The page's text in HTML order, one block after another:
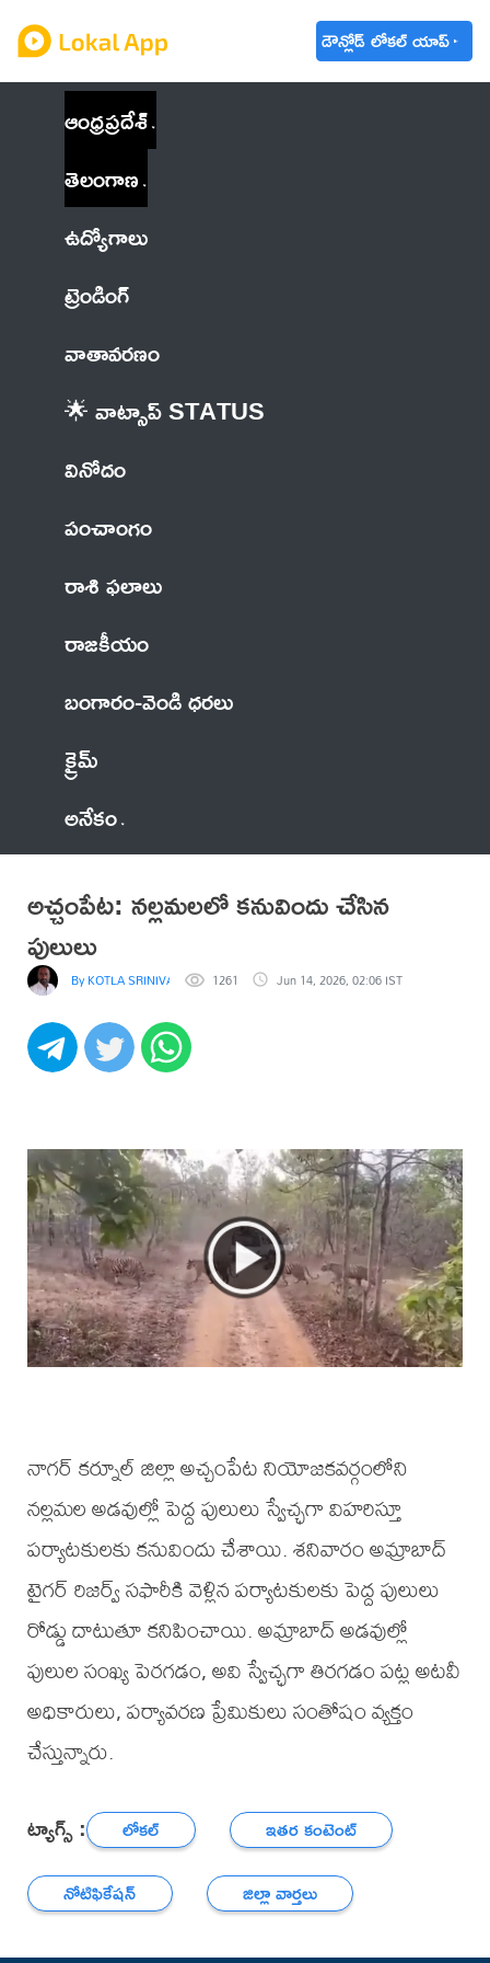
డౌన్లోడ్ లోకల్ యాప్
ఆంధ్రప్రదేశ్
తెలంగాణ
ఉద్యోగాలు
ట్రెండింగ్
వాతావరణం
🌟 వాట్సాప్ STATUS
వినోదం
పంచాంగం
రాశి ఫలాలు
రాజకీయం
బంగారం-వెండి ధరలు
క్రైమ్
అనేకం
అచ్చంపేట: నల్లమలలో కనువిందు చేసిన
పులులు
By KOTLA SRINIVASA REDDY
1261 Jun 14, 2026, 02:06 IST
నాగర్ కర్నూల్ జిల్లా అచ్చంపేట నియోజకవర్గంలోని
నల్లమల అడవుల్లో పెద్ద పులులు స్వేచ్ఛగా విహరిస్తూ
పర్యాటకులకు కనువిందు చేశాయి. శనివారం అమ్రాబాద్
టైగర్ రిజర్వ్ సఫారీకి వెళ్లిన పర్యాటకులకు పెద్ద పులులు
రోడ్డు దాటుతూ కనిపించాయి. అమ్రాబాద్ అడవుల్లో
పులుల సంఖ్య పెరగడం, అవి స్వేచ్ఛగా తిరగడం పట్ల అటవీ
అధికారులు, పర్యావరణ ప్రేమికులు సంతోషం వ్యక్తం
చేస్తున్నారు.
ట్యాగ్స్ : లోకల్
ఇతర కంటెంట్
నోటిఫికేషన్
జిల్లా వార్తలు